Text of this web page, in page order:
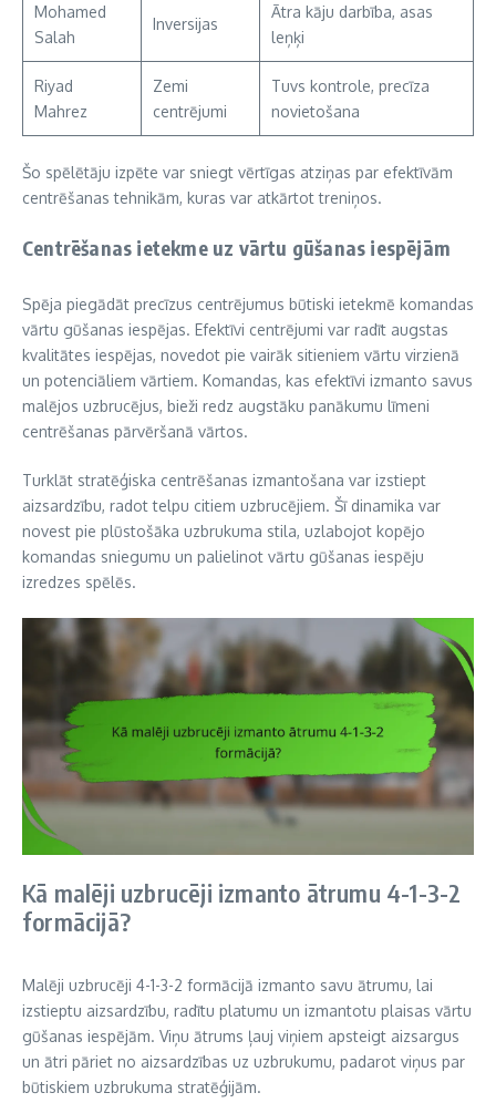
Mohamed
Salah
Inversijas
Ātra kāju darbība, asas
leņķi
Riyad
Mahrez
Zemi
centrējumi
Tuvs kontrole, precīza
novietošana
Šo spēlētāju izpēte var sniegt vērtīgas atziņas par efektīvām
centrēšanas tehnikām, kuras var atkārtot treniņos.
Centrēšanas ietekme uz vārtu gūšanas iespējām
Spēja piegādāt precīzus centrējumus būtiski ietekmē komandas
vārtu gūšanas iespējas. Efektīvi centrējumi var radīt augstas
kvalitātes iespējas, novedot pie vairāk sitieniem vārtu virzienā
un potenciāliem vārtiem. Komandas, kas efektīvi izmanto savus
malējos uzbrucējus, bieži redz augstāku panākumu līmeni
centrēšanas pārvēršanā vārtos.
Turklāt stratēģiska centrēšanas izmantošana var izstiept
aizsardzību, radot telpu citiem uzbrucējiem. Šī dinamika var
novest pie plūstošāka uzbrukuma stila, uzlabojot kopējo
komandas sniegumu un palielinot vārtu gūšanas iespēju
izredzes spēlēs.
Kā malēji uzbrucēji izmanto ātrumu 4-1-3-2
formācijā?
Malēji uzbrucēji 4-1-3-2 formācijā izmanto savu ātrumu, lai
izstieptu aizsardzību, radītu platumu un izmantotu plaisas vārtu
gūšanas iespējām. Viņu ātrums ļauj viņiem apsteigt aizsargus
un ātri pāriet no aizsardzības uz uzbrukumu, padarot viņus par
būtiskiem uzbrukuma stratēģijām.